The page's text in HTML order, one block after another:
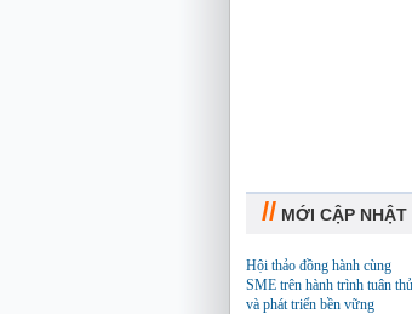
// MỚI CẬP NHẬT
Hội thảo đồng hành cùng
SME trên hành trình tuân thủ
và phát triển bền vững